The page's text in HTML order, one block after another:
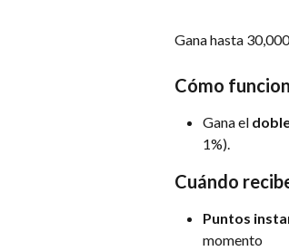
Gana hasta
Cómo
Gana el
1%).
Cuándo
Puntos
momento